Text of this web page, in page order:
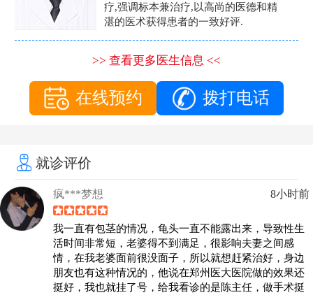
疗,强调标本兼治疗,以高尚的医德和精
湛的医术获得患者的一致好评.
>> 查看更多医生信息 <<
在线预约 拨打电话
就诊评价
疯***梦想 8小时前
我一直有包茎的情况，龟头一直不能露出来，导致性生
活时间非常短，老婆得不到满足，很影响夫妻之间感
情，在我老婆面前很没面子，所以就想赶紧治好，身边
朋友也有这种情况的，他说在郑州医大医院做的效果还
挺好，我也就挂了号，给我看诊的是陈主任，做手术挺